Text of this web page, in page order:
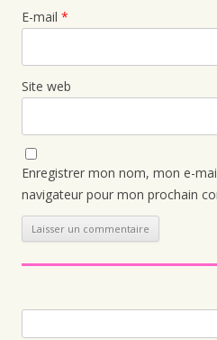
E-mail *
Site web
Enregistrer mon nom, mon e-
navigateur pour mon prochain